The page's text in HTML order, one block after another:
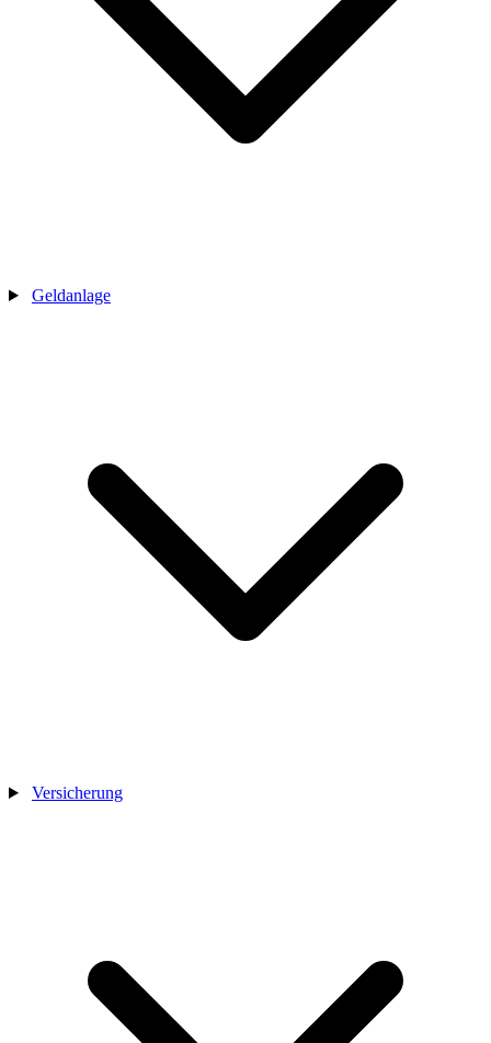
Geldanlage
Versicherung